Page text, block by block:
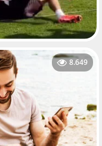
8.649